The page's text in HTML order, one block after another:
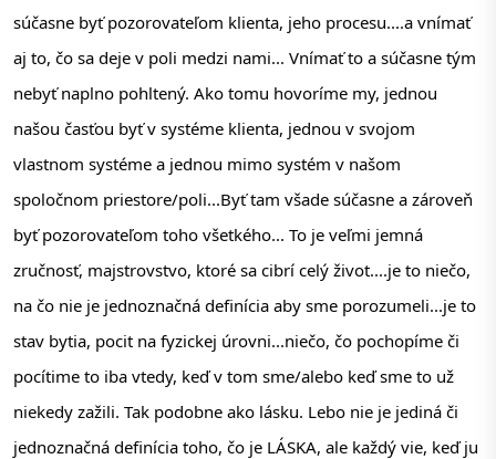
súčasne byť pozorovateľom klienta, jeho procesu....a vnímať
aj to, čo sa deje v poli medzi nami... Vnímať to a súčasne tým
nebyť naplno pohltený. Ako tomu hovoríme my, jednou
našou časťou byť v systéme klienta, jednou v svojom
vlastnom systéme a jednou mimo systém v našom
spoločnom priestore/poli...Byť tam všade súčasne a zároveň
byť pozorovateľom toho všetkého... To je veľmi jemná
zručnosť, majstrovstvo, ktoré sa cibrí celý život....je to niečo,
na čo nie je jednoznačná definícia aby sme porozumeli...je to
stav bytia, pocit na fyzickej úrovni...niečo, čo pochopíme či
pocítime to iba vtedy, keď v tom sme/alebo keď sme to už
niekedy zažili. Tak podobne ako lásku. Lebo nie je jediná či
jednoznačná definícia toho, čo je LÁSKA, ale každý vie, keď ju